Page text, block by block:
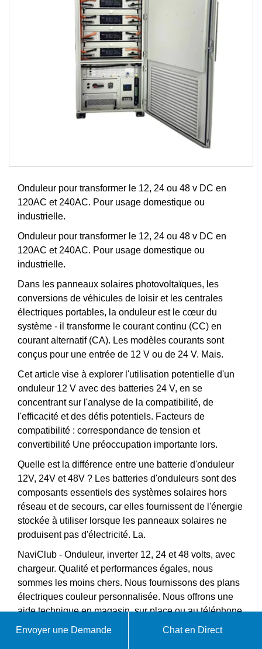
Onduleur pour transformer le 12, 24 ou 48 v DC en
120AC et 240AC. Pour usage domestique ou
industrielle.
Onduleur pour transformer le 12, 24 ou 48 v DC en
120AC et 240AC. Pour usage domestique ou
industrielle.
Dans les panneaux solaires photovoltaïques, les
conversions de véhicules de loisir et les centrales
électriques portables, la onduleur est le cœur du
système - il transforme le courant continu (CC) en
courant alternatif (CA). Les modèles courants sont
conçus pour une entrée de 12 V ou de 24 V. Mais.
Cet article vise à explorer l'utilisation potentielle d'un
onduleur 12 V avec des batteries 24 V, en se
concentrant sur l'analyse de la compatibilité, de
l'efficacité et des défis potentiels. Facteurs de
compatibilité : correspondance de tension et
convertibilité Une préoccupation importante lors.
Quelle est la différence entre une batterie d'onduleur
12V, 24V et 48V ? Les batteries d'onduleurs sont des
composants essentiels des systèmes solaires hors
réseau et de secours, car elles fournissent de l'énergie
stockée à utiliser lorsque les panneaux solaires ne
produisent pas d'électricité. La.
NaviClub - Onduleur, inverter 12, 24 et 48 volts, avec
chargeur. Qualité et performances égales, nous
sommes les moins chers. Nous fournissons des plans
électriques couleur personnalisée. Nous offrons une
aide technique en magasin, sur place ou au téléphone.
remplaçons rapidement les équipements.
Envoyer une Demande Chat en Direct